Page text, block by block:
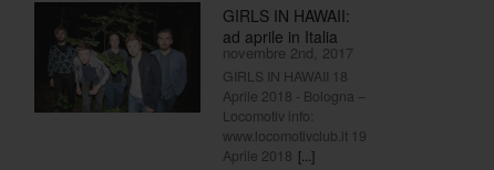
GIRLS IN HAWAII:
ad aprile in Italia
novembre 2nd, 2017
GIRLS IN HAWAII 18
Aprile 2018 - Bologna –
Locomotiv info:
www.locomotivclub.it 19
Aprile 2018 [...]